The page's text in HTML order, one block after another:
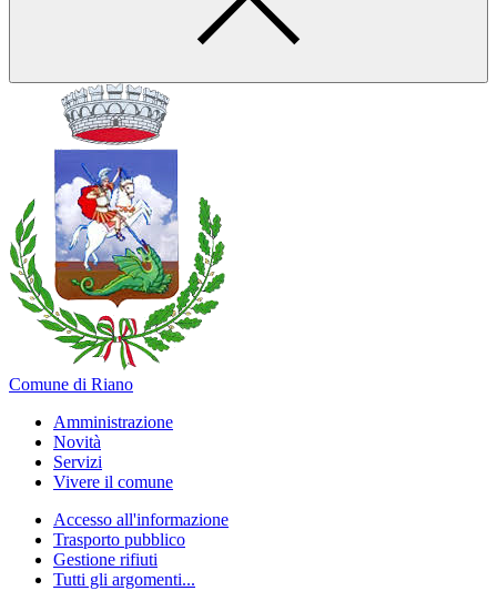
Comune di Riano
Amministrazione
Novità
Servizi
Vivere il comune
Accesso all'informazione
Trasporto pubblico
Gestione rifiuti
Tutti gli argomenti...